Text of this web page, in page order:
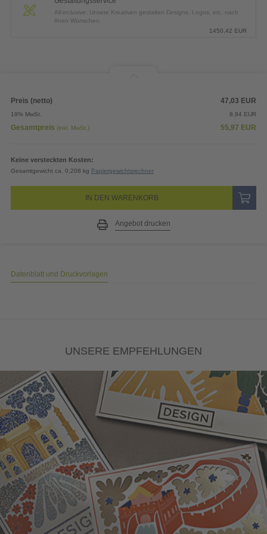
All-inclusive: Unsere Kreativen gestalten Designs, Logos, etc. nach
Ihren Wünschen.
1450,42 EUR
Preis (netto) 47,03 EUR
19% MwSt. 8,94 EUR
Gesamtpreis (inkl. MwSt.) 55,97 EUR
Keine versteckten Kosten:
Gesamtgewicht ca. 0,208 kg Papiergewichtsrechner
IN DEN WARENKORB
Angebot drucken
Datenblatt und Druckvorlagen
UNSERE EMPFEHLUNGEN